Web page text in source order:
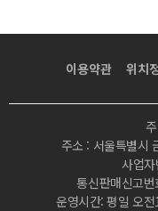
이용약관 위치
주소 : 서울특별시
사업
통신판매신고
운영시간: 평일 오